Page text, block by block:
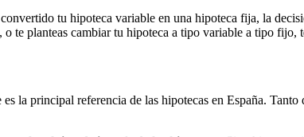
tu hipoteca variable en una hipoteca fija, la
te planteas cambiar tu hipoteca a tipo variable a tipo fijo,
es la principal referencia de las hipotecas en España.